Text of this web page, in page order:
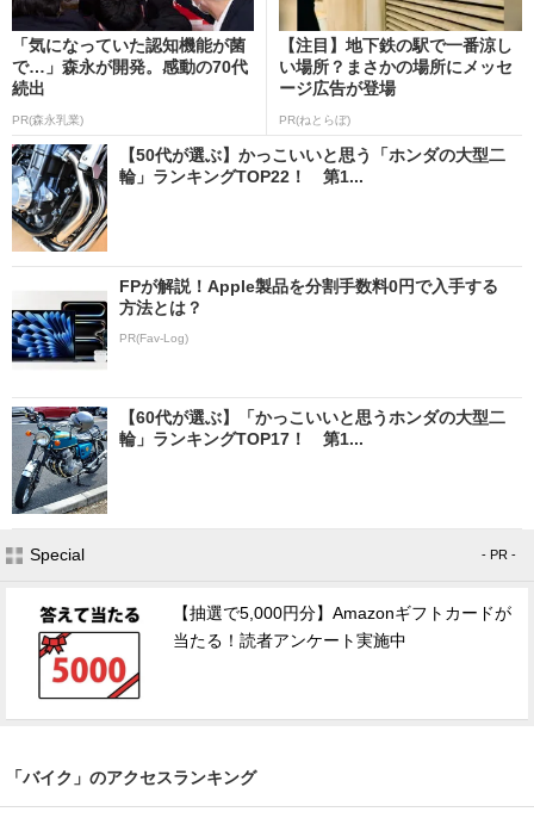
「気になっていた認知機能が菌
で…」森永が開発。感動の70代
続出
PR(森永乳業)
【注目】地下鉄の駅で一番涼し
い場所？まさかの場所にメッセ
ージ広告が登場
PR(ねとらぼ)
【50代が選ぶ】かっこいいと思う「ホンダの大型二
輪」ランキングTOP22！ 第1...
FPが解説！Apple製品を分割手数料0円で入手する
方法とは？
PR(Fav-Log)
【60代が選ぶ】「かっこいいと思うホンダの大型二
輪」ランキングTOP17！ 第1...
Special - PR -
【抽選で5,000円分】Amazonギフトカードが
当たる！読者アンケート実施中
「バイク」のアクセスランキング